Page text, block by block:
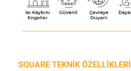
SQUARE TEKNİK ÖZELLİKLERİ